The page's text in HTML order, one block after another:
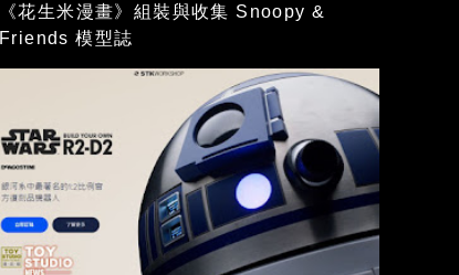
《花生米漫畫》組裝與收集 Snoopy &
Friends 模型誌